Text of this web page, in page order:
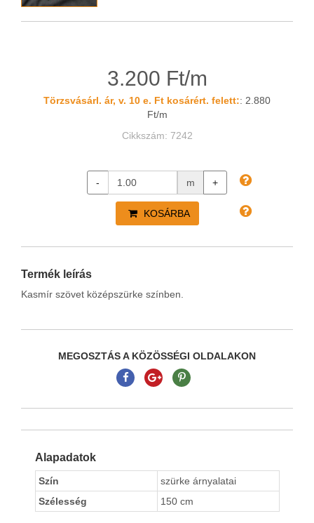
3.200 Ft/m
Törzsvásárl. ár, v. 10 e. Ft kosárért. felett:: 2.880
Ft/m
Cikkszám: 7242
- m +
KOSÁRBA
Termék leírás
Kasmír szövet középszürke színben.
MEGOSZTÁS A KÖZÖSSÉGI OLDALAKON
Alapadatok
Szín
szürke árnyalatai
Szélesség
150 cm